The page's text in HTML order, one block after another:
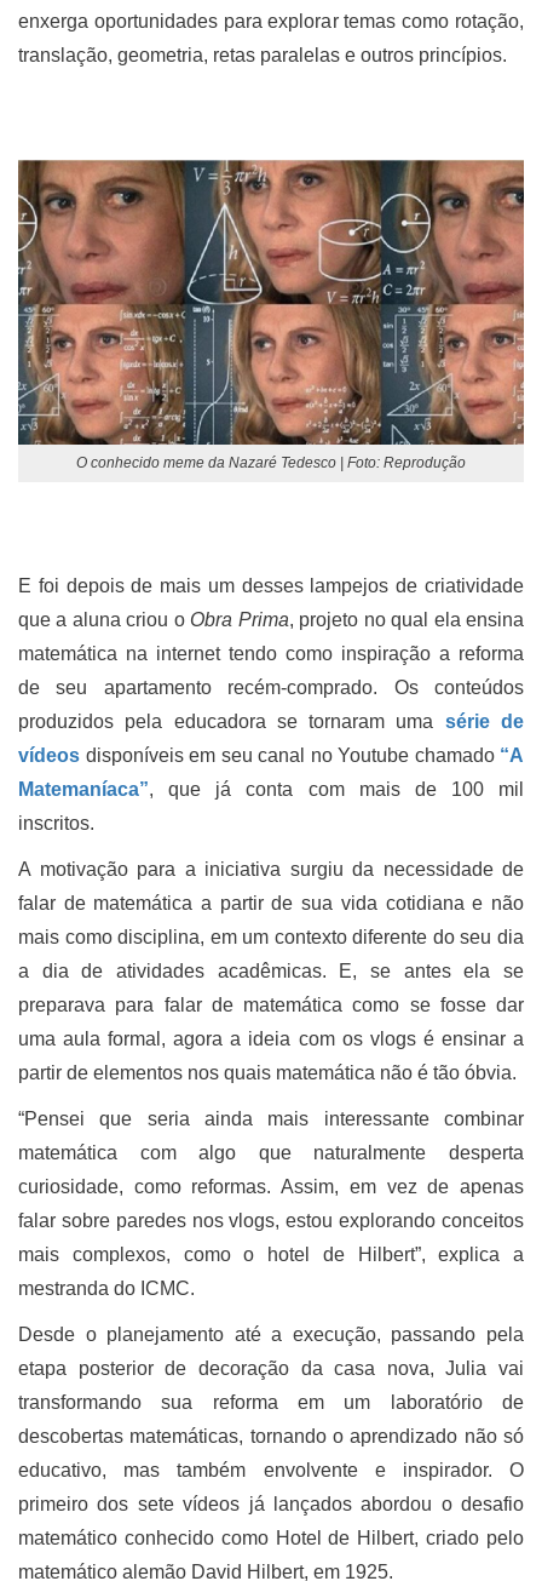
enxerga oportunidades para explorar temas como rotação,
translação, geometria, retas paralelas e outros princípios.
O conhecido meme da Nazaré Tedesco | Foto: Reprodução
E foi depois de mais um desses lampejos de criatividade
que a aluna criou o Obra Prima, projeto no qual ela ensina
matemática na internet tendo como inspiração a reforma
de seu apartamento recém-comprado. Os conteúdos
produzidos pela educadora se tornaram uma série de
vídeos disponíveis em seu canal no Youtube chamado “A
Matemaníaca”, que já conta com mais de 100 mil
inscritos.
A motivação para a iniciativa surgiu da necessidade de
falar de matemática a partir de sua vida cotidiana e não
mais como disciplina, em um contexto diferente do seu dia
a dia de atividades acadêmicas. E, se antes ela se
preparava para falar de matemática como se fosse dar
uma aula formal, agora a ideia com os vlogs é ensinar a
partir de elementos nos quais matemática não é tão óbvia.
“Pensei que seria ainda mais interessante combinar
matemática com algo que naturalmente desperta
curiosidade, como reformas. Assim, em vez de apenas
falar sobre paredes nos vlogs, estou explorando conceitos
mais complexos, como o hotel de Hilbert”, explica a
mestranda do ICMC.
Desde o planejamento até a execução, passando pela
etapa posterior de decoração da casa nova, Julia vai
transformando sua reforma em um laboratório de
descobertas matemáticas, tornando o aprendizado não só
educativo, mas também envolvente e inspirador. O
primeiro dos sete vídeos já lançados abordou o desafio
matemático conhecido como Hotel de Hilbert, criado pelo
matemático alemão David Hilbert, em 1925.